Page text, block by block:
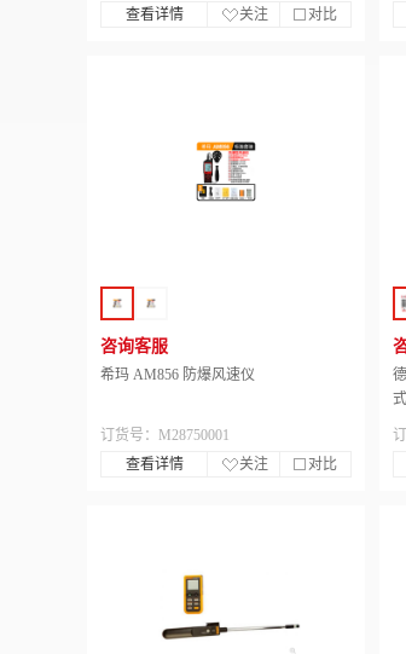
查看详情
关注 对比
咨询客服
希玛 AM856 防爆风速仪
订货号：M28750001
查看详情
关注 对比